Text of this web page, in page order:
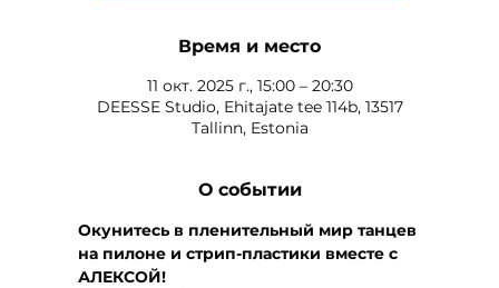
Время и место
11 окт. 2025 г., 15:00 – 20:30
DEESSE Studio, Ehitajate tee 114b, 13517
Tallinn, Estonia
О событии
Окунитесь в пленительный мир танцев
на пилоне и стрип-пластики вместе с
АЛЕКСОЙ!